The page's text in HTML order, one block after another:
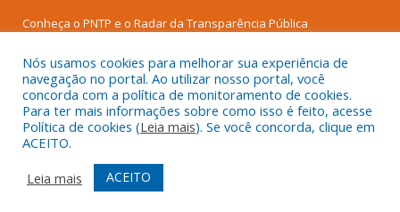
Conheça o PNTP e o Radar da Transparência Pública
Todos os direitos reservados a Câmara Municipal de Senador
José Porfírio.
Mapa do Site
Acessar Área Administrativa
Acessar Webmail
Nós usamos cookies para melhorar sua experiência de
navegação no portal. Ao utilizar nosso portal, você
concorda com a política de monitoramento de cookies.
Para ter mais informações sobre como isso é feito, acesse
Política de cookies (Leia mais). Se você concorda, clique em
ACEITO.
Leia mais
ACEITO